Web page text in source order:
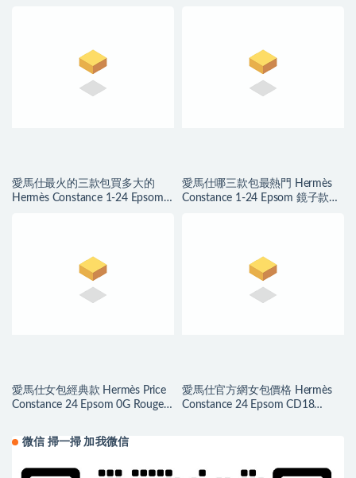
愛馬仕最火的三款包買多大的
Hermès Constance 1-24 Epsom
愛馬仕哪三款包最熱門 Hermès
Constance 1-24 Epsom 鏡子款
愛馬仕女包經典款 Hermès Price
Constance 24 Epsom 0G Rouge
愛馬仕官方網女包價格 Hermès
Constance 24 Epsom CD18
微信 掃一掃 加我微信